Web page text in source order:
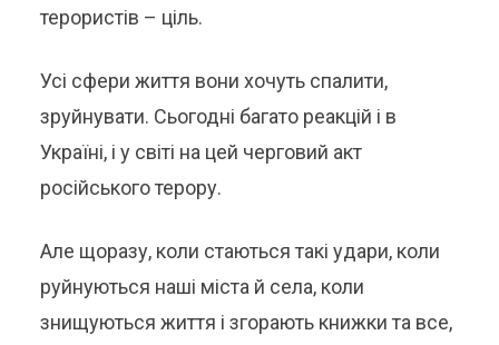
терористів – ціль.
Усі сфери життя вони хочуть спалити,
зруйнувати. Сьогодні багато реакцій і в
Україні, і у світі на цей черговий акт
російського терору.
Але щоразу, коли стаються такі удари, коли
руйнуються наші міста й села, коли
знищуються життя і згорають книжки та все,